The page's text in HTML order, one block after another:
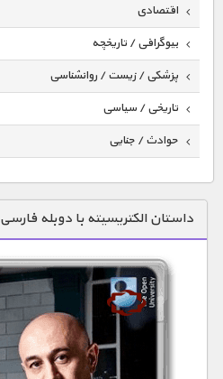
اقتصادی
بیوگرافی / تاریخچه
پزشکی / زیست / روانشناسی
تاریخی / سیاسی
حوادث / جنایی
دنیای خوراکی ها
زمین شناسی / محیط زیست
سازه/ معماری/ مهندسی
سرگرمی
شناخت کودکان
داستان الکتریسیته با دوبله فارسی